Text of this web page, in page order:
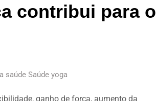
contribui para o
saúde Saúde yoga
ganho de força, aumento da